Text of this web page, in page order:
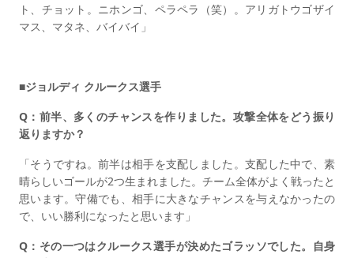
ト、チョット。ニホンゴ、ペラペラ（笑）。アリガトウゴザイ
マス、マタネ、バイバイ」
■ジョルディ クルークス選手
Q：前半、多くのチャンスを作りました。攻撃全体をどう振り
返りますか？
「そうですね。前半は相手を支配しました。支配した中で、素
晴らしいゴールが2つ生まれました。チーム全体がよく戦ったと
思います。守備でも、相手に大きなチャンスを与えなかったの
で、いい勝利になったと思います」
Q：その一つはクルークス選手が決めたゴラッソでした。自身